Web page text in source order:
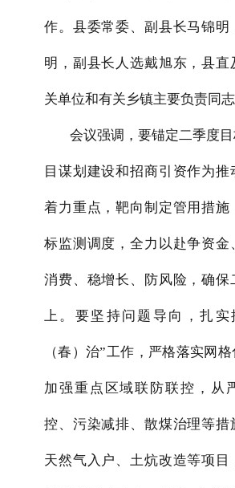
作。县委常委、副县长马锦明
明，副县长人选戴旭东，县直
关单位和有关乡镇主要负责同志
会议强调，要锚定二季度
目谋划建设和招商引资作为推
着力重点，靶向制定管用措施
标监测调度，全力以赴争资金
消费、稳增长、防风险，确保
上。要坚持问题导向，扎实
（春）治”工作，严格落实网格
加强重点区域联防联控，从
控、污染减排、散煤治理等措
天然气入户、土炕改造等项目